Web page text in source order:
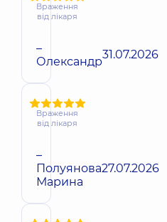
Враження
від лікаря
–
Олександр31.07.2026
Враження
від лікаря
–
Полуянова
Марина
27.07.2026